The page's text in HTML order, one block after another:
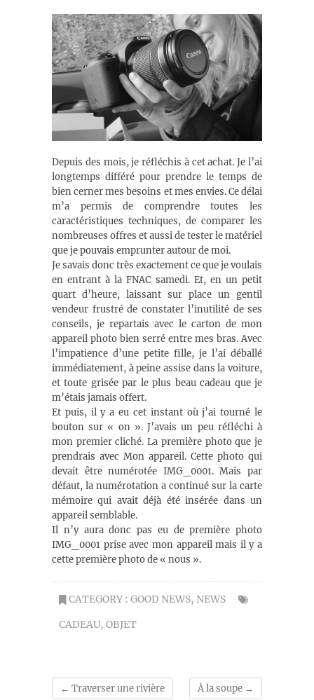
Depuis des mois, je réfléchis à cet achat. Je l’ai
longtemps différé pour prendre le temps de
bien cerner mes besoins et mes envies. Ce délai
m’a permis de comprendre toutes les
caractéristiques techniques, de comparer les
nombreuses offres et aussi de tester le matériel
que je pouvais emprunter autour de moi.
Je savais donc très exactement ce que je voulais
en entrant à la FNAC samedi. Et, en un petit
quart d’heure, laissant sur place un gentil
vendeur frustré de constater l’inutilité de ses
conseils, je repartais avec le carton de mon
appareil photo bien serré entre mes bras. Avec
l’impatience d’une petite fille, je l’ai déballé
immédiatement, à peine assise dans la voiture,
et toute grisée par le plus beau cadeau que je
m’étais jamais offert.
Et puis, il y a eu cet instant où j’ai tourné le
bouton sur « on ». J’avais un peu réfléchi à
mon premier cliché. La première photo que je
prendrais avec Mon appareil. Cette photo qui
devait être numérotée IMG_0001. Mais par
défaut, la numérotation a continué sur la carte
mémoire qui avait déjà été insérée dans un
appareil semblable.
Il n’y aura donc pas eu de première photo
IMG_0001 prise avec mon appareil mais il y a
cette première photo de « nous ».
CATEGORY : GOOD NEWS, NEWS
CADEAU, OBJET
← Traverser une rivière À la soupe →